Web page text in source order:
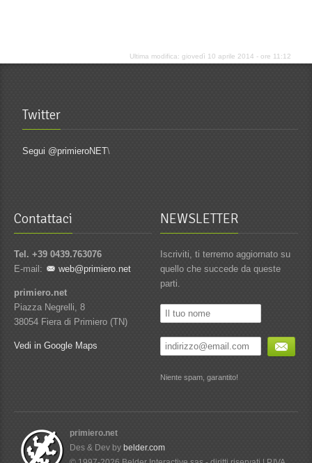
Ultima modifica: giovedì 10 aprile 2014 - ore 11:12
Twitter
Segui @primieroNET\
Contattaci
Tel. +39 0439.763076
E-mail:
web@primiero.net
primiero.net
Piazza Negrelli, 8
38054 Fiera di Primiero (TN)
Vedi in Google Maps
NEWSLETTER
Iscriviti, ti terremo aggiornato su
quello che succede da queste
parti.
Niente spam, garantito!
primiero.net
Des & Dev by belder.com